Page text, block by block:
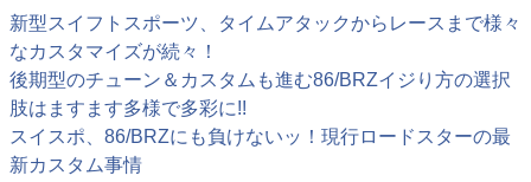
新型スイフトスポーツ、タイムアタックからレースまで様々
なカスタマイズが続々！
後期型のチューン＆カスタムも進む86/BRZイジり方の選択
肢はますます多様で多彩に!!
スイスポ、86/BRZにも負けないッ！現行ロードスターの最
新カスタム事情